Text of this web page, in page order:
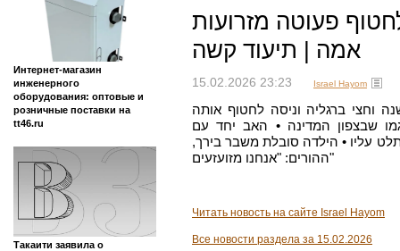
Интернет-магазин
инженерного
оборудования: оптовые и
розничные поставки на
tt46.ru
Такаити заявила о
פעוטה מזרועות
אמה | תיעוד קשה
15.02.2026 23:23 Israel Hayom
וחצי ברגליה וניסה לחטוף אותה
שבצפון המדינה • האב יחד עם
עליו • הילדה סובלת משבר בירך,
ההורים: "אנחנו מזועזעים"
Читать новость на сайте Israel Hayom
Все новости раздела за 15.02.2026